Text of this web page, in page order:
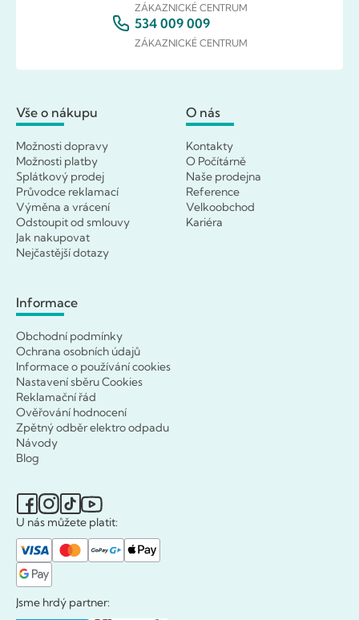
ZÁKAZNICKÉ CENTRUM
534 009 009
ZÁKAZNICKÉ CENTRUM
Vše o nákupu
Možnosti dopravy
Možnosti platby
Splátkový prodej
Průvodce reklamací
Výměna a vrácení
Odstoupit od smlouvy
Jak nakupovat
Nejčastější dotazy
O nás
Kontakty
O Počítárně
Naše prodejna
Reference
Velkoobchod
Kariéra
Informace
Obchodní podmínky
Ochrana osobních údajů
Informace o používání cookies
Nastavení sběru Cookies
Reklamační řád
Ověřování hodnocení
Zpětný odběr elektro odpadu
Návody
Blog
U nás můžete platit:
Jsme hrdý partner: